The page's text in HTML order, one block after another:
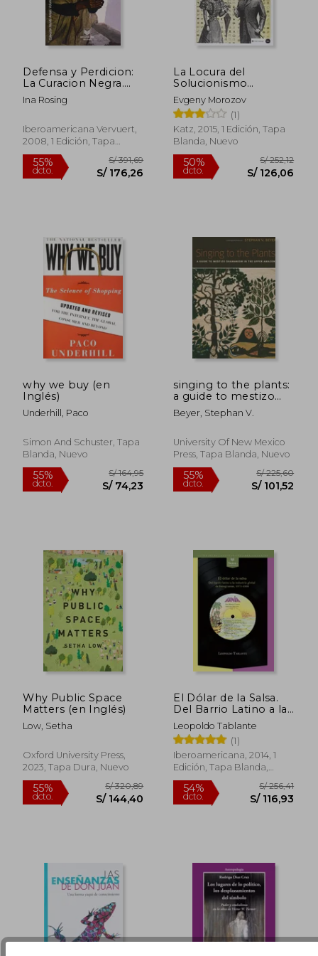
40% S/ 143,87 40%
40%
dcto.
55%
dcto.
Defensa y Perdicion:
La Curacion Negra.
Rituales Nocturnos
de Curacion en los
Ina Rosing
Iberoamericana Vervuert,
2008, 1 Edición, Tapa
Blanda, Nuevo
dcto. S/ 176,26
La Locura del
Solucionismo
Tecnológico
Evgeny Morozov
(1)
Katz, 2015, 1 Edición, Tapa
Blanda, Nuevo
50%
dcto. S/
why we buy (en
Inglés)
Underhill, Paco
Simon And Schuster, Tapa
Blanda, Nuevo
singing to the plants:
a guide to mestizo
shamanism in the
upper amazon (en
Beyer, Stephan V.
University Of New Mexico
Press, Tapa Blanda, Nuevo
Why Public Space
Matters (en Inglés)
Low, Setha
Oxford University Press,
2023, Tapa Dura, Nuevo
El Dólar de la Salsa.
Del Barrio Latino a la
Industria
Multinacional de
Fonogramas, 1971-
1999.
Leopoldo Tablante
(1)
Iberoamericana, 2014, 1
Edición, Tapa Blanda,
Nuevo